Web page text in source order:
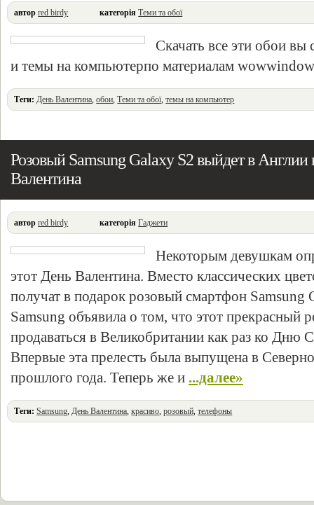
автор red birdy категорія Теми та обої
Скачать все эти обои
и темы на компьютерпо материалам
Теги: День Валентина,обои,Теми та обої,темы на компьютер
Розовый Samsung Galaxy S2 выйдет в
Валентина
автор red birdy категорія Гаджети
Некоторым девушкам
этот День Валентина. Вместо классических
получат в подарок розовый смартфон
Samsung объявила о том, что этот прекрасный
продаваться в Великобритании как раз ко Дню
Впервые эта прелесть была выпущена в
прошлого года. Теперь же и ...далее»
Теги: Samsung,День Валентина,красиво,розовый,телефоны